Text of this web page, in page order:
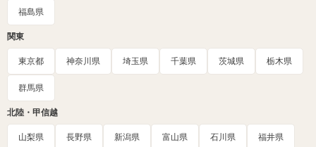
福島県
関東
東京都 神奈川県 埼玉県 千葉県 茨城県 栃木県
群馬県
北陸・甲信越
山梨県 長野県 新潟県 富山県 石川県 福井県